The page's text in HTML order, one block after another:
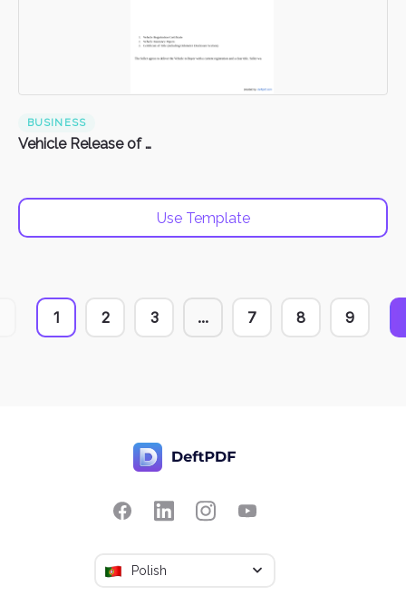
BUSINESS
Vehicle Release of Liability Form
Use Template
1 2 3 ... 7 8 9
Polish